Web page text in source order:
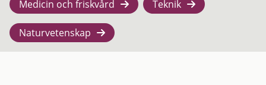
Medicin och friskvård Teknik
Naturvetenskap